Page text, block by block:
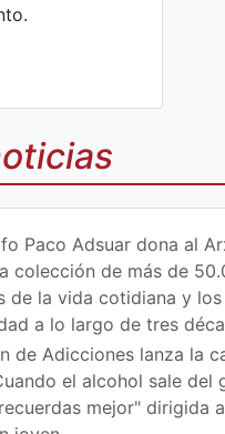
ir Paco Adsuar dona al
colección de más de
de la vida cotidiana y
a lo largo de tres
de Adicciones lanza la
el alcohol sale del
mejor" dirigida